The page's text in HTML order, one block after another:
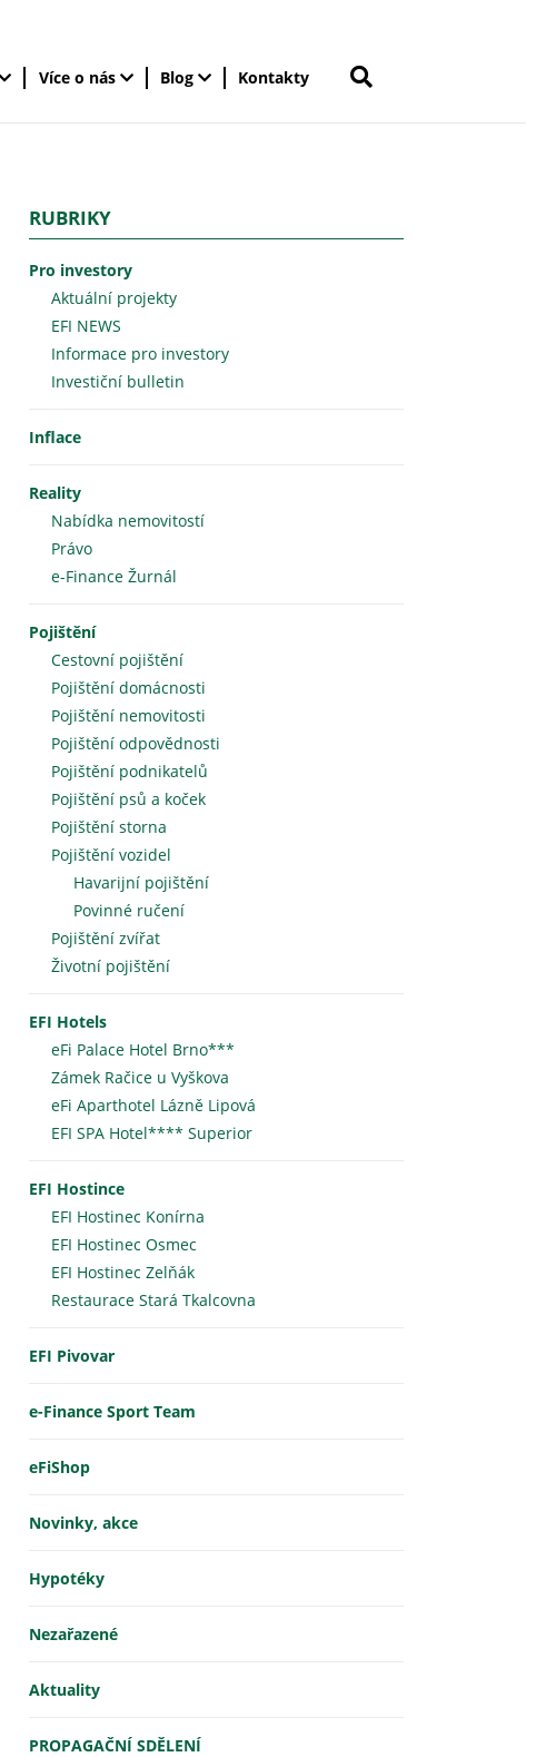
Více o nás Blog Kontakty
RUBRIKY
Pro investory
Aktuální projekty
EFI NEWS
Informace pro investory
Investiční bulletin
Inflace
Reality
Nabídka nemovitostí
Právo
e-Finance Žurnál
Pojištění
Cestovní pojištění
Pojištění domácnosti
Pojištění nemovitosti
Pojištění odpovědnosti
Pojištění podnikatelů
Pojištění psů a koček
Pojištění storna
Pojištění vozidel
Havarijní pojištění
Povinné ručení
Pojištění zvířat
Životní pojištění
EFI Hotels
eFi Palace Hotel Brno***
Zámek Račice u Vyškova
eFi Aparthotel Lázně Lipová
EFI SPA Hotel**** Superior
EFI Hostince
EFI Hostinec Konírna
EFI Hostinec Osmec
EFI Hostinec Zelňák
Restaurace Stará Tkalcovna
EFI Pivovar
e-Finance Sport Team
eFiShop
Novinky, akce
Hypotéky
Nezařazené
Aktuality
PROPAGAČNÍ SDĚLENÍ